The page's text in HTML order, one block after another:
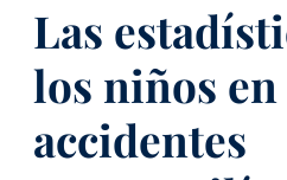
Las
los niños en
accidentes